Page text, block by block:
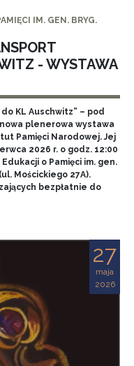
IM. GEN. BRYG.
- WYSTAWA
KL Auschwitz” – pod
plenerowa wystawa
Pamięci Narodowej. Jej
2026 r. o godz. 12:00
o Pamięci im. gen.
Mościckiego 27A).
bezpłatnie do
27
maja
2026